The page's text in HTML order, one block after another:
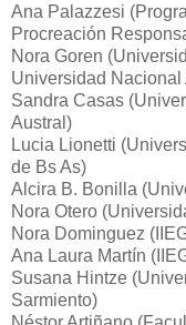
Ana Palazzesi
Procreación
Nora Goren
Universidad Nacional
Sandra Casas
Austral)
Lucia Lionetti
de Bs As)
Alcira B. Bonilla
Nora Otero
Nora Dominguez
Ana Laura Martín
Susana Hintze
Sarmiento)